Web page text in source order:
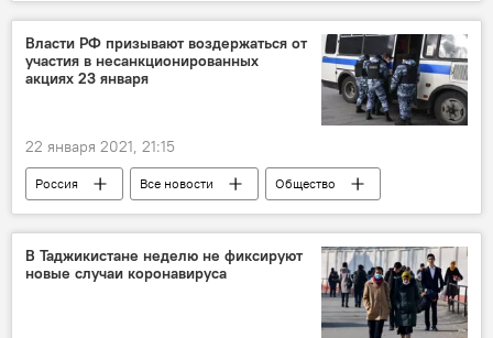
Конор Макгрегор
UFC ММА
Власти РФ призывают воздержаться от
участия в несанкционированных
акциях 23 января
22 января 2021, 21:15
Россия Все новости
Общество
Москва
акции и бумаги
В Таджикистане неделю не фиксируют
новые случаи коронавируса